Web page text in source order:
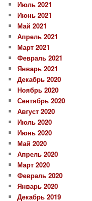
Июль 2021
Июнь 2021
Май 2021
Апрель 2021
Март 2021
Февраль 2021
Январь 2021
Декабрь 2020
Ноябрь 2020
Сентябрь 2020
Август 2020
Июль 2020
Июнь 2020
Май 2020
Апрель 2020
Март 2020
Февраль 2020
Январь 2020
Декабрь 2019